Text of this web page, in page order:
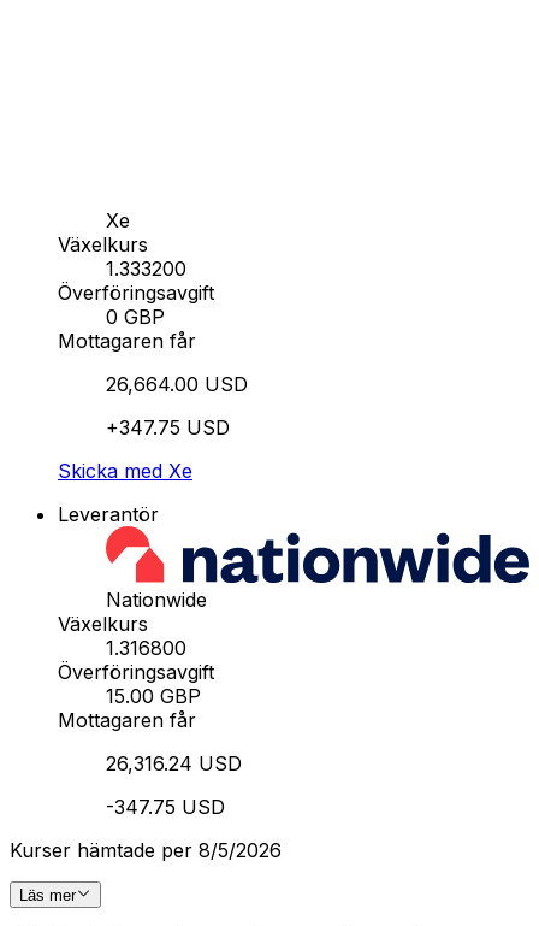
Xe
Växelkurs
1.333200
Överföringsavgift
0 GBP
Mottagaren får
26,664.00 USD
+347.75 USD
Skicka med Xe
Leverantör
Nationwide
Växelkurs
1.316800
Överföringsavgift
15.00 GBP
Mottagaren får
26,316.24 USD
-347.75 USD
Kurser hämtade per 8/5/2026
Läs mer